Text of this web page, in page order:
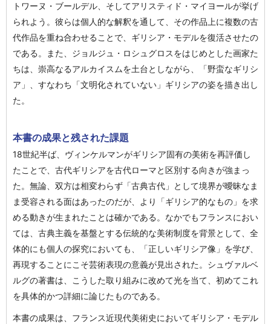
トワーヌ・ブールデル、そしてアリスティド・マイヨールが挙げ
られよう。彼らは個人的な解釈を通して、その作品上に複数の古
代作品を重ね合わせることで、ギリシア・モデルを復活させたの
である。また、ジョルジュ・ロシュグロスをはじめとした画家た
ちは、崇高なるアルカイスムを土台としながら、「野蛮なギリシ
ア」、すなわち「文明化されていない」ギリシアの姿を描き出し
た。
本書の成果と残された課題
18世紀半ば、ヴィンケルマンがギリシア固有の美術を再評価し
たことで、古代ギリシアを古代ローマと区別する向きが強まっ
た。無論、双方は相変わらず「古典古代」として境界が曖昧なま
ま受容される面はあったのだが、より「ギリシア的なもの」を求
める動きが生まれたことは確かである。なかでもフランスにおい
ては、古典主義を基盤とする伝統的な美術制度を背景として、全
体的にも個人の探究においても、「正しいギリシア像」を学び、
再現することにこそ芸術表現の意義が見出された。シュヴァルベ
ルグの著書は、こうした取り組みに改めて光を当て、初めてこれ
を具体的かつ詳細に論じたものである。
本書の成果は、フランス近現代美術史においてギリシア・モデル